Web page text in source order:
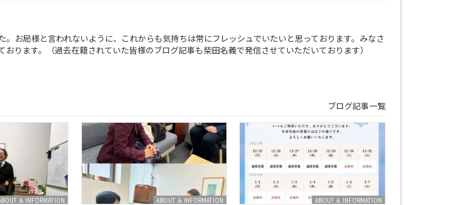
。お局様と言われないように、これからも気持ちは常にフレッシュでいたいと思っております。みなさ
ります。（過去在籍されていた皆様のブログ記事も柴田名義で発信させていただいております）
ブログ記事一覧
＆ INFORMATION
ABOUT ＆ INFORMATION
ABOUT ＆ INFORMATION